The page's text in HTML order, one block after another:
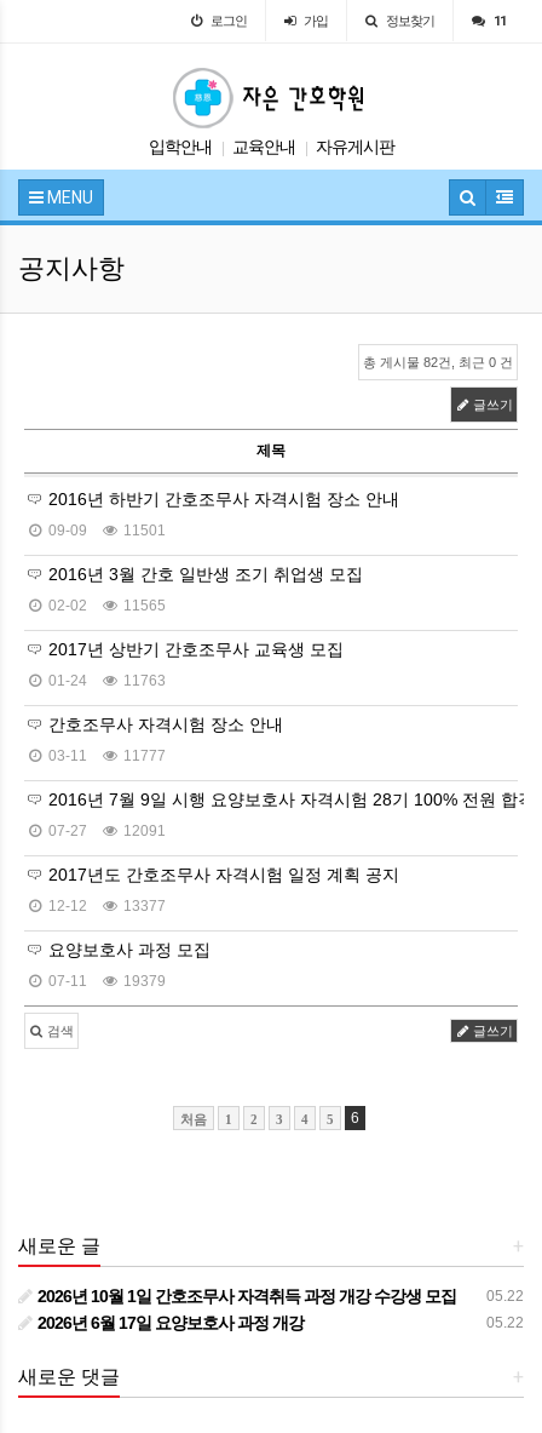
로그인 가입 정보찾기 11
입학안내 교육안내 자유게시판
시험정보
공지사항
MENU
공지사항
총 게시물 82건, 최근 0 건
글쓰기
제목
2016년 하반기 간호조무사 자격시험 장소 안내
09-09 11501
2016년 3월 간호 일반생 조기 취업생 모집
02-02 11565
2017년 상반기 간호조무사 교육생 모집
01-24 11763
간호조무사 자격시험 장소 안내
03-11 11777
2016년 7월 9일 시행 요양보호사 자격시험 28기 100% 전원 합격
07-27 12091
2017년도 간호조무사 자격시험 일정 계획 공지
12-12 13377
요양보호사 과정 모집
07-11 19379
검색 글쓰기
처음 1 2 3 4 5 6
+
새로운 글
05.22
2026년 10월 1일 간호조무사 자격취득 과정 개강 수강생 모집
05.22
2026년 6월 17일 요양보호사 과정 개강
+
새로운 댓글